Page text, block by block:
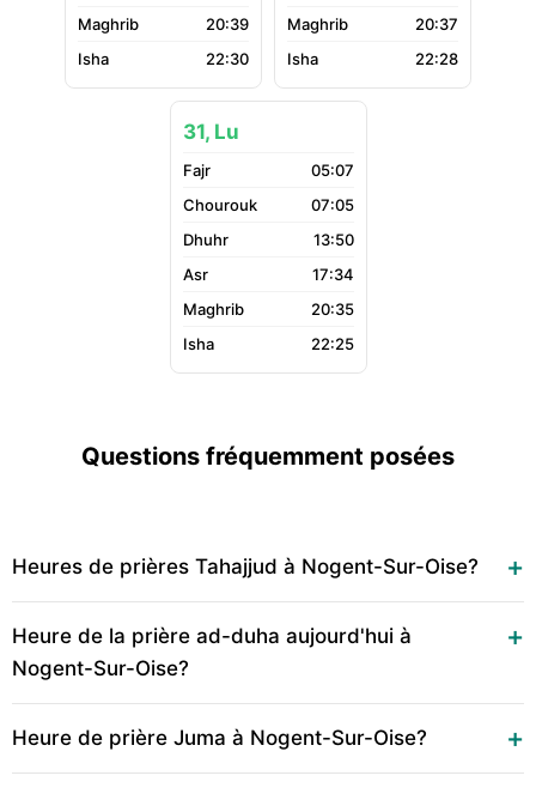
20:39
22:30
20:37
22:28
31, Lu
05:07
07:05
13:50
17:34
20:35
22:25
Questions fréquemment posées
Heures de prières Tahajjud à Nogent-Sur-Oise?
Heure de la prière ad-duha aujourd'hui à
Nogent-Sur-Oise?
Heure de prière Juma à Nogent-Sur-Oise?